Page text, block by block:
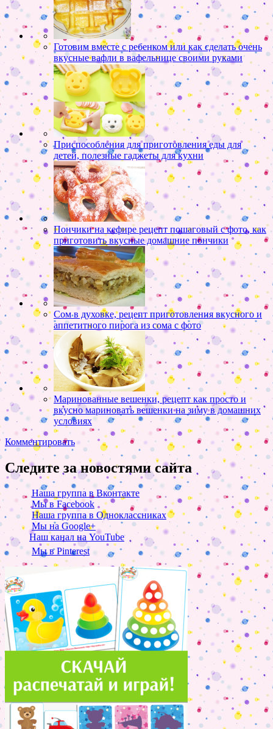
Готовим вместе с ребенком или как сделать очень
вкусные вафли в вафельнице своими руками
Приспособления для приготовления еды для
детей, полезные гаджеты для кухни
Пончики на кефире рецепт пошаговый с фото, как
приготовить вкусные домашние пончики
Сом в духовке, рецепт приготовления вкусного и
аппетитного пирога из сома с фото
Маринованные вешенки, рецепт как просто и
вкусно мариновать вешенки на зиму в домашних
условиях
Комментировать
Следите за новостями сайта
Наша группа в Вконтакте
Мы в Facebook
Наша группа в Одноклассниках
Мы на Google+
Наш канал на YouTube
Мы в Pinterest